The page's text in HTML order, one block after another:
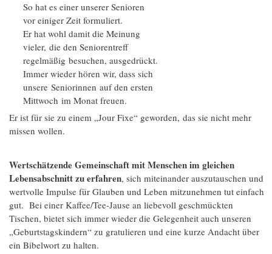
So hat es einer unserer Senioren
vor einiger Zeit formuliert.
Er hat wohl damit die Meinung
vieler, die den Seniorentreff
regelmäßig besuchen, ausgedrückt.
Immer wieder hören wir, dass sich
unsere Seniorinnen auf den ersten
Mittwoch im Monat freuen.
Er ist für sie zu einem „Jour Fixe“ geworden, das sie nicht mehr
missen wollen.
Wertschätzende Gemeinschaft mit Menschen im gleichen
Lebensabschnitt zu erfahren, sich miteinander auszutauschen und
wertvolle Impulse für Glauben und Leben mitzunehmen tut einfach
gut. Bei einer Kaffee/Tee-Jause an liebevoll geschmückten
Tischen, bietet sich immer wieder die Gelegenheit auch unseren
„Geburtstagskindern“ zu gratulieren und eine kurze Andacht über
ein Bibelwort zu halten.